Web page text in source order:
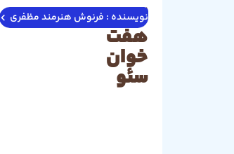
کتاب
هفت
خوان
سئو
نویسنده : فرنوش هنرمند مظفری